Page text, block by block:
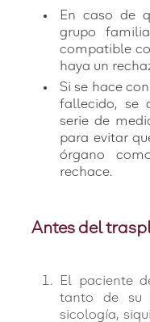
En caso de
grupo
compatible
haya un
Si se hace
fallecido, se
serie de
para evitar
órgano
rechace.
Antes del
El paciente
tanto de su
sicología,